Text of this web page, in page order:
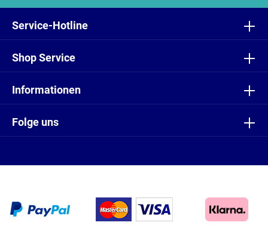
Ich habe dieDatenschutzbestimmungenzur Kenntnis
einverstanden.
Folge uns
Service-Hotline
Shop Service
Informationen